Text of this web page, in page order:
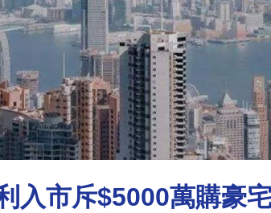
入市斥$5000萬購豪